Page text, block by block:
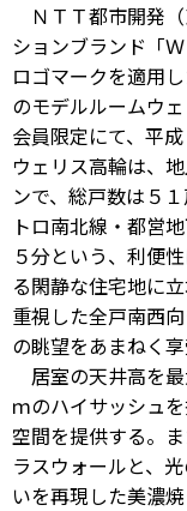
ＮＴＴ都市開発
ションブランド「
ロゴマークを適用
のモデルルームウ
会員限定にて、平
ウェリス高輪は、
ンで、総戸数は５
トロ南北線・都営
５分という、利便
る閑静な住宅地に
重視した全戸南西
の眺望をあまねく
居室の天井高を
ｍのハイサッシュ
空間を提供する。
ラスウォールと、
いを再現した美濃